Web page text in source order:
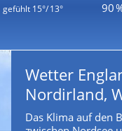
gefühlt15°/ 13° 90
Wetter
Nordirland,
Das Klima auf den